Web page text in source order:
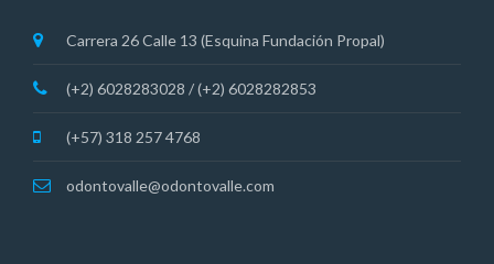
Carrera 26 Calle 13 (Esquina Fundación Propal)
(+2) 6028283028 / (+2) 6028282853
(+57) 318 257 4768
odontovalle@odontovalle.com